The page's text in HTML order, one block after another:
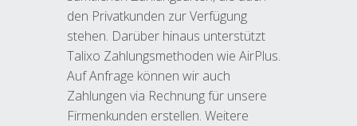
den Privatkunden zur Verfügung
stehen. Darüber hinaus unterstützt
Talixo Zahlungsmethoden wie AirPlus.
Auf Anfrage können wir auch
Zahlungen via Rechnung für unsere
Firmenkunden erstellen. Weitere